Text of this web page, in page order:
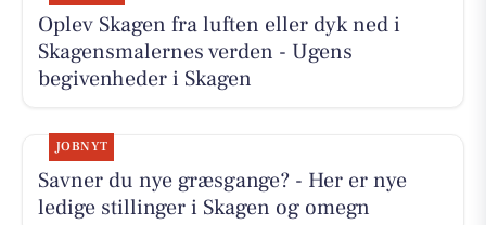
Oplev Skagen fra luften eller dyk ned i
Skagensmalernes verden - Ugens
begivenheder i Skagen
JOBNYT
Savner du nye græsgange? - Her er nye
ledige stillinger i Skagen og omegn